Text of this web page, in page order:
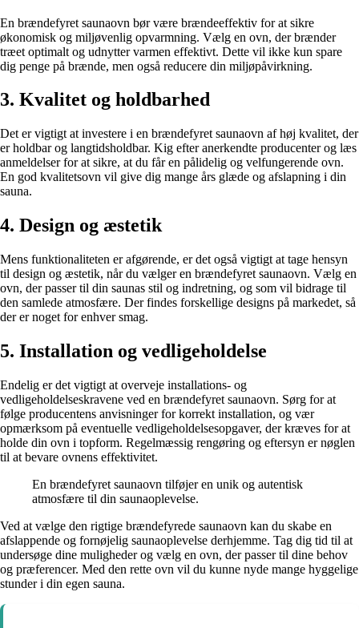
En brændefyret saunaovn bør være brændeeffektiv for at sikre
økonomisk og miljøvenlig opvarmning. Vælg en ovn, der brænder
træet optimalt og udnytter varmen effektivt. Dette vil ikke kun spare
dig penge på brænde, men også reducere din miljøpåvirkning.
3. Kvalitet og holdbarhed
Det er vigtigt at investere i en brændefyret saunaovn af høj kvalitet, der
er holdbar og langtidsholdbar. Kig efter anerkendte producenter og læs
anmeldelser for at sikre, at du får en pålidelig og velfungerende ovn.
En god kvalitetsovn vil give dig mange års glæde og afslapning i din
sauna.
4. Design og æstetik
Mens funktionaliteten er afgørende, er det også vigtigt at tage hensyn
til design og æstetik, når du vælger en brændefyret saunaovn. Vælg en
ovn, der passer til din saunas stil og indretning, og som vil bidrage til
den samlede atmosfære. Der findes forskellige designs på markedet, så
der er noget for enhver smag.
5. Installation og vedligeholdelse
Endelig er det vigtigt at overveje installations- og
vedligeholdelseskravene ved en brændefyret saunaovn. Sørg for at
følge producentens anvisninger for korrekt installation, og vær
opmærksom på eventuelle vedligeholdelsesopgaver, der kræves for at
holde din ovn i topform. Regelmæssig rengøring og eftersyn er nøglen
til at bevare ovnens effektivitet.
En brændefyret saunaovn tilføjer en unik og autentisk
atmosfære til din saunaoplevelse.
Ved at vælge den rigtige brændefyrede saunaovn kan du skabe en
afslappende og fornøjelig saunaoplevelse derhjemme. Tag dig tid til at
undersøge dine muligheder og vælg en ovn, der passer til dine behov
og præferencer. Med den rette ovn vil du kunne nyde mange hyggelige
stunder i din egen sauna.